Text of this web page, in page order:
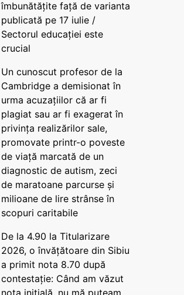
îmbunătățite față de varianta
publicată pe 17 iulie /
Sectorul educației este
crucial
Un cunoscut profesor de la
Cambridge a demisionat în
urma acuzațiilor că ar fi
plagiat sau ar fi exagerat în
privința realizărilor sale,
promovate printr-o poveste
de viață marcată de un
diagnostic de autism, zeci
de maratoane parcurse și
milioane de lire strânse în
scopuri caritabile
De la 4.90 la Titularizare
2026, o învățătoare din Sibiu
a primit nota 8.70 după
contestație: Când am văzut
nota inițială, nu mă puteam